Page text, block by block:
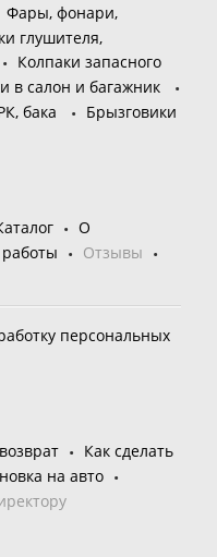
Фары, фонари,
глушителя,
Колпаки запасного
в салон и багажник
бака
Брызговики
О
Отзывы
персональных
Как сделать
на авто